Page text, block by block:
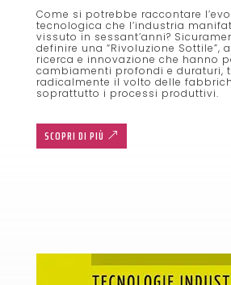
Come si potrebbe raccontare
tecnologica che l’industria
vissuto in sessant’anni?
definire una “Rivoluzione Sottile”,
ricerca e innovazione che hanno
cambiamenti profondi e duraturi,
radicalmente il volto delle
soprattutto i processi produttivi.
SCOPRI DI PIÙ